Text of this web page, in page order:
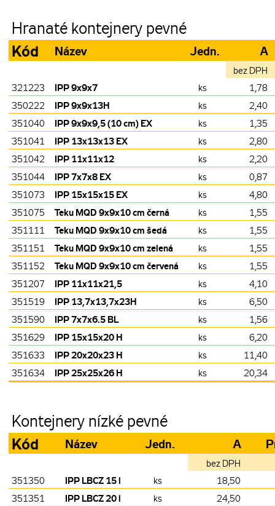
Hranaté kontejnery pevné
Kód Název Jedn. A
bez DPH
321223 IPP 9x9x7 ks
1,78
350222
IPP 9x9x13H ks
2,40
351040
IPP 9x9x9,5 (10 cm) EX ks
1,35
351041
IPP 13x13x13 EX ks
2,80
351042
IPP 11x11x12 ks
2,20
351044
IPP 7x7x8 EX ks
0,87
351073
IPP 15x15x15 EX ks
4,80
351075
Teku MQD 9x9x10 cm černá ks
1,55
351111
Teku MQD 9x9x10 cm šedá ks
1,55
351151
Teku MQD 9x9x10 cm zelená ks
1,55
351152
Teku MQD 9x9x10 cm červená ks
1,55
351207
IPP 11x11x21,5 ks
4,10
351519
IPP 13,7x13,7x23H ks
6,50
351590
IPP 7x7x6.5 BL ks
1,56
351629
IPP 15x15x20 H ks
6,20
351633
IPP 20x20x23 H ks
11,40
351634
IPP 25x25x26 H ks 20,34
Kontejnery nízké pevné
Kód Název Jedn. A
bez DPH
351350 IPP LBCZ 15 l ks
18,50
351351
IPP LBCZ 20 l ks
24,50